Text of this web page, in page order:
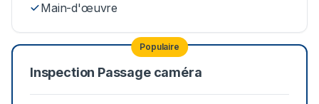
Main-d'œuvre
Populaire
Inspection Passage caméra